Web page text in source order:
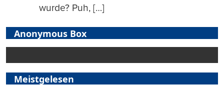
wurde? Puh, […]
Anonymous Box
Meistgelesen